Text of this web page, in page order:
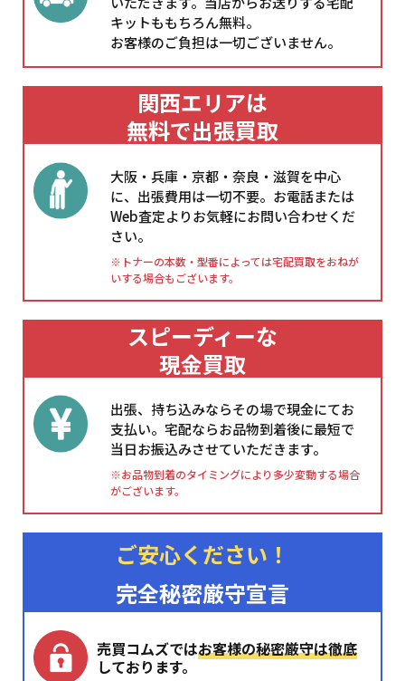
キットももちろん無料。
お客様のご負担は一切ございません。
関西エリアは
無料で出張買取
大阪・兵庫・京都・奈良・滋賀を中心
に、出張費用は一切不要。お電話または
Web査定よりお気軽にお問い合わせくだ
さい。
※トナーの本数・型番によっては宅配買取をおねが
いする場合もございます。
スピーディーな
現金買取
出張、持ち込みならその場で現金にてお
支払い。宅配ならお品物到着後に最短で
当日お振込みさせていただきます。
※お品物到着のタイミングにより多少変動する場合
がございます。
ご安心ください！
完全秘密厳守宣言
売買コムズではお客様の秘密厳守は徹底
しております。